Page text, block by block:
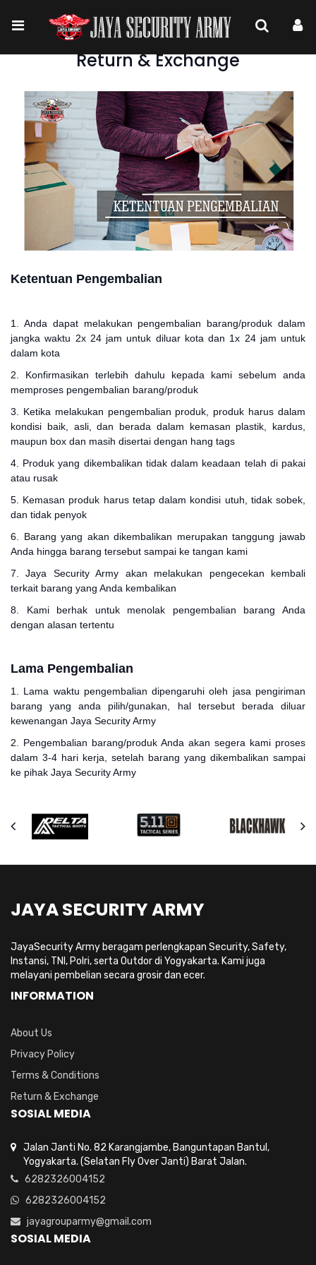
Return & Exchange
Ketentuan Pengembalian
1. Anda dapat melakukan pengembalian barang/produk dalam
jangka waktu 2x 24 jam untuk diluar kota dan 1x 24 jam untuk
dalam kota
2. Konfirmasikan terlebih dahulu kepada kami sebelum anda
memproses pengembalian barang/produk
3. Ketika melakukan pengembalian produk, produk harus dalam
kondisi baik, asli, dan berada dalam kemasan plastik, kardus,
maupun box dan masih disertai dengan hang tags
4. Produk yang dikembalikan tidak dalam keadaan telah di pakai
atau rusak
5. Kemasan produk harus tetap dalam kondisi utuh, tidak sobek,
dan tidak penyok
6. Barang yang akan dikembalikan merupakan tanggung jawab
Anda hingga barang tersebut sampai ke tangan kami
7. Jaya Security Army akan melakukan pengecekan kembali
terkait barang yang Anda kembalikan
8. Kami berhak untuk menolak pengembalian barang Anda
dengan alasan tertentu
Lama Pengembalian
1. Lama waktu pengembalian dipengaruhi oleh jasa pengiriman
barang yang anda pilih/gunakan, hal tersebut berada diluar
kewenangan Jaya Security Army
2. Pengembalian barang/produk Anda akan segera kami proses
dalam 3-4 hari kerja, setelah barang yang dikembalikan sampai
ke pihak Jaya Security Army
JAYA SECURITY ARMY
JayaSecurity Army beragam perlengkapan Security, Safety,
Instansi, TNI, Polri, serta Outdor di Yogyakarta. Kami juga
melayani pembelian secara grosir dan ecer.
INFORMATION
About Us
Privacy Policy
Terms & Conditions
Return & Exchange
SOSIAL MEDIA
Jalan Janti No. 82 Karangjambe, Banguntapan Bantul,
Yogyakarta. (Selatan Fly Over Janti) Barat Jalan.
6282326004152
6282326004152
jayagrouparmy@gmail.com
SOSIAL MEDIA